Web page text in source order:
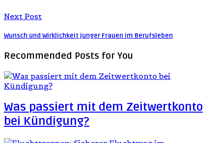
Next Post
Wunsch und Wirklichkeit junger Frauen im Berufsleben
Recommended Posts for You
Was passiert mit dem Zeitwertkonto
bei Kündigung?